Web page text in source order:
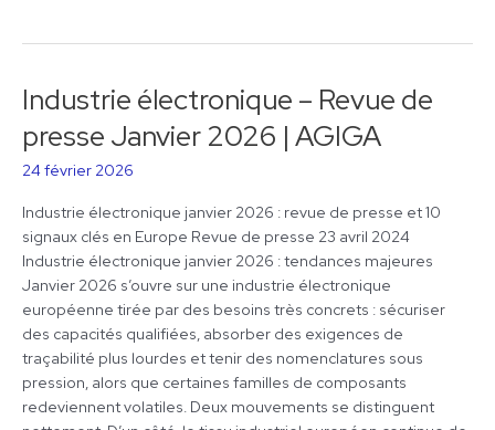
Industrie électronique – Revue de
presse Janvier 2026 | AGIGA
24 février 2026
Industrie électronique janvier 2026 : revue de presse et 10
signaux clés en Europe Revue de presse 23 avril 2024
Industrie électronique janvier 2026 : tendances majeures
Janvier 2026 s’ouvre sur une industrie électronique
européenne tirée par des besoins très concrets : sécuriser
des capacités qualifiées, absorber des exigences de
traçabilité plus lourdes et tenir des nomenclatures sous
pression, alors que certaines familles de composants
redeviennent volatiles. Deux mouvements se distinguent
Industrie
–
Revue
presse
Janvier
2026
|
AGIGA